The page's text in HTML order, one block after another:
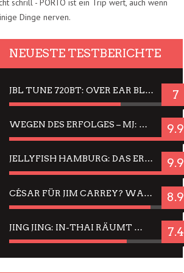
schrill - PORTO ist ein Trip wert, auch wenn
Dinge nerven.
NEUESTE TESTBERICHTE
JBL TUNE 720BT: OVER EAR BLUETOOTH KOPFHÖRER UM DIE 50,-€ IM DAUER-TEST 7
WEGEN DES ERFOLGES – MJ: MICHAEL JACKSON MUSICAL IN EINER MATINEE SEHEN 9.9
JELLYFISH HAMBURG: DAS ERFOLGREICHE SOMMER-MENÜ 2025 IN GEFÜHLEN UND BILDERN 9.9
CÉSAR FÜR JIM CARREY? WARUM DAS EINER DER NERVIGSTEN ACTORS IST UND BLEIBT 8.9
JING JING: IN-THAI RÄUMT WIEDER TITEL AB – EIN ZWEI-STUNDEN-ERLEBNISBERICHT 7.4